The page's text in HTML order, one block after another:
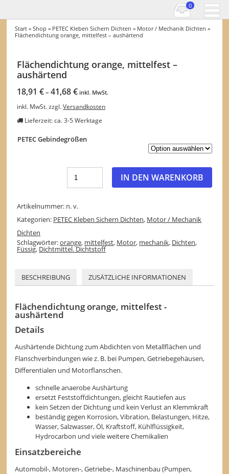
0
Start »Shop » PETEC Kleben Sichern Dichten » Motor / Mechanik Dichten »
Flächendichtung orange, mittelfest – aushärtend
Flächendichtung orange, mittelfest –
aushärtend
18,91€–41,68€ inkl. MwSt.
inkl. MwSt. zzgl.Versandkosten
Lieferzeit:ca. 3-5 Werktage
PETEC Gebindegrößen
IN DEN WARENKORB
Artikelnummer: n. v.
Kategorien: PETEC Kleben Sichern Dichten, Motor / Mechanik
Dichten
Schlagwörter:orange, mittelfest, Motor, mechanik, Dichten,
Füssig, Dichtmittel. Dichtstoff
BESCHREIBUNG ZUSÄTZLICHE INFORMATIONEN
Flächendichtung orange, mittelfest -
aushärtend
Details
Aushärtende Dichtung zum Abdichten von Metallflächen und
Flanschverbindungen wie z. B. bei Pumpen, Getriebegehäusen,
Differentialen und Motorflanschen.
schnelle anaerobe Aushärtung
ersetzt Feststoffdichtungen, gleicht Rautiefen aus
kein Setzen der Dichtung und kein Verlust an Klemmkraft
beständig gegen Korrosion, Vibration, Belastungen, Hitze,
Wasser, Salzwasser, Öl, Kraftstoff, Kühlflüssigkeit,
Hydrocarbon und viele weitere Chemikalien
Einsatzbereiche
Automobil-, Motoren-, Getriebe-, Maschinenbau (Pumpen,